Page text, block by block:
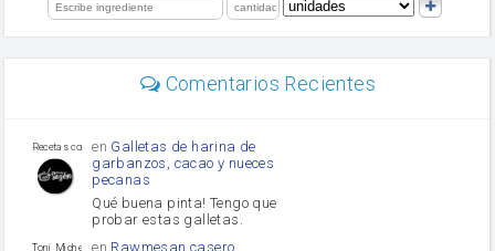
limón
Comentarios Recientes
Recetas con sazon
en Galletas de harina de
garbanzos, cacao y nueces
pecanas
Qué buena pinta! Tengo que
probar estas galletas.
Toni Michel Caubet
en Rawmesan casero